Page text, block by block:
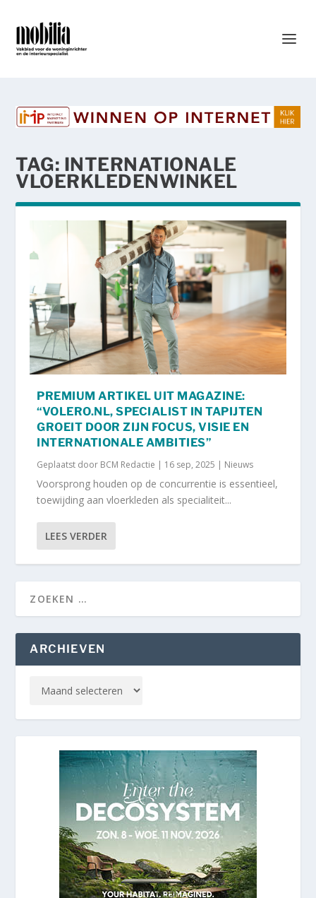
TAG: INTERNATIONALE
VLOERKLEDENWINKEL
PREMIUM ARTIKEL UIT MAGAZINE:
“VOLERO.NL, SPECIALIST IN TAPIJTEN
GROEIT DOOR ZIJN FOCUS, VISIE EN
INTERNATIONALE AMBITIES”
Geplaatst door BCM Redactie | 16 sep, 2025 | Nieuws
Voorsprong houden op de concurrentie is essentieel,
toewijding aan vloerkleden als specialiteit...
LEES VERDER
ARCHIEVEN